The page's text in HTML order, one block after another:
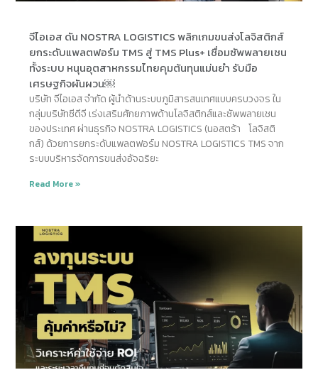
จีไอเอส ดัน NOSTRA LOGISTICS พลิกเกมขนส่งโลจิสติกส์
ยกระดับแพลตฟอร์ม TMS สู่ TMS Plus+ เชื่อมซัพพลายเชน
ทั้งระบบ หนุนอุตสาหกรรมไทยคุมต้นทุนแม่นยำ รับมือ
เศรษฐกิจผันผวน￼
บริษัท จีไอเอส จำกัด ผู้นำด้านระบบภูมิสารสนเทศแบบครบวงจร ใน
กลุ่มบริษัทซีดีจี เร่งเสริมศักยภาพด้านโลจิสติกส์และซัพพลายเชน
ของประเทศ ผ่านธุรกิจ NOSTRA LOGISTICS (นอสตร้า โลจิสติ
กส์) ด้วยการยกระดับแพลตฟอร์ม NOSTRA LOGISTICS TMS จาก
ระบบบริหารจัดการขนส่งอัจฉริยะ
Read More »